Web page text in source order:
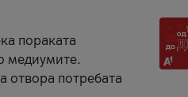
пораката
медиумите.
отвора потребата